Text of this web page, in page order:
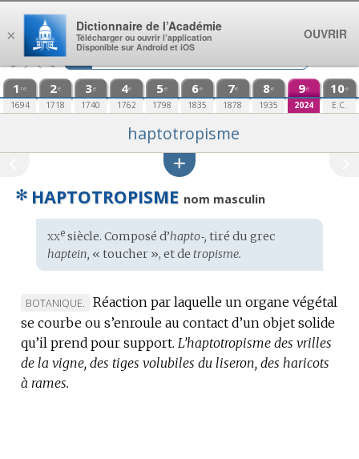
Aller au contenu
1 re
1694
2e
1718
3e
1740
4e
1762
5e
1798
6e
1835
7e
1878
8e
1935
9e
2024
10e
E.C.
haptotropisme
✻ HAPTOTROPISME nom masculin
Étymologie
:
xxesiècle. Composé d’hapto‑, tiré du grec
haptein, « toucher », et de tropisme.
MARQUE
DE
DOMAINE
:
BOTANIQUE.
Réaction par laquelle un organe végétal
se courbe ou s’enroule au contact d’un objet solide
qu’il prend pour support. L’haptotropisme des vrilles
de la vigne, des tiges volubiles du liseron, des haricots
à rames.
×
Dictionnaire de l’Académie
Télécharger ou ouvrir l’application
Disponible sur Android et iOS
OUVRIR